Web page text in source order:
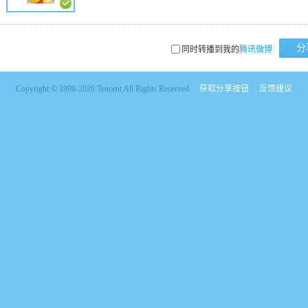
同时转播到我的腾讯微博 分
Copyright © 1998-2026 Tencent All Rights Reserved 获取分享按钮 反馈建议